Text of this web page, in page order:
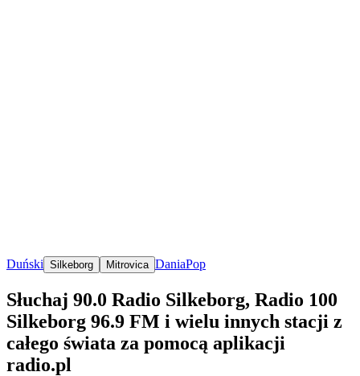
Duński Silkeborg Mitrovica DaniaPop
Słuchaj 90.0 Radio Silkeborg, Radio 100
Silkeborg 96.9 FM i wielu innych stacji z
całego świata za pomocą aplikacji
radio.pl